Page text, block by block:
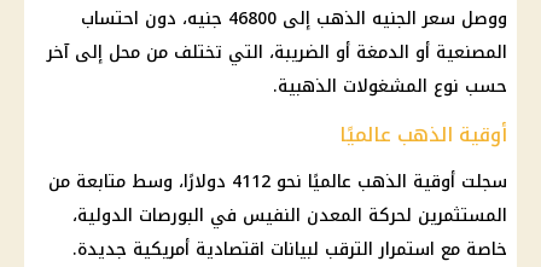
ووصل سعر الجنيه الذهب إلى 46800 جنيه، دون احتساب
المصنعية أو الدمغة أو الضريبة، التي تختلف من محل إلى آخر
حسب نوع المشغولات الذهبية.
أوقية الذهب عالميًا
سجلت أوقية الذهب عالميًا نحو 4112 دولارًا، وسط متابعة من
المستثمرين لحركة المعدن النفيس في البورصات الدولية،
خاصة مع استمرار الترقب لبيانات اقتصادية أمريكية جديدة.